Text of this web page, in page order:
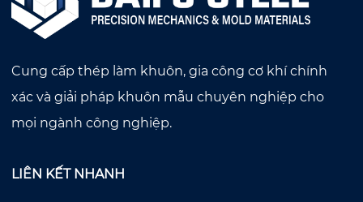
Cung cấp thép làm khuôn, gia công cơ khí chính
xác và giải pháp khuôn mẫu chuyên nghiệp cho
mọi ngành công nghiệp.
LIÊN KẾT NHANH